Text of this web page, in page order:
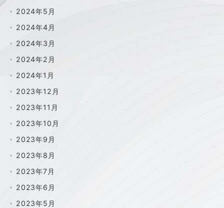
2024年5月
2024年4月
2024年3月
2024年2月
2024年1月
2023年12月
2023年11月
2023年10月
2023年9月
2023年8月
2023年7月
2023年6月
2023年5月